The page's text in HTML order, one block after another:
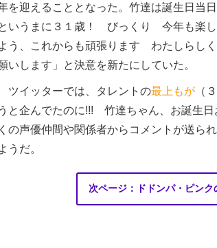
を迎えることとなった。竹達は誕生日当
いうまに３１歳！ びっくり 今年も楽し
う、これからも頑張ります わたしらし
いします」と決意を新たにしていた。
ツイッターでは、タレントの最上もが （
うと企んでたのに!!! 竹達ちゃん、お誕生
くの声優仲間や関係者からコメントが送ら
うだ。
次ページ：ドドンパ・ピン